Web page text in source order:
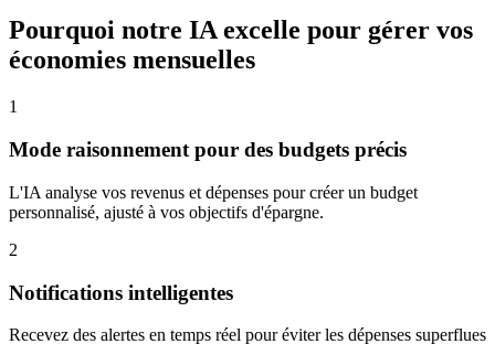
Pourquoi notre IA excelle pour gérer vos
économies mensuelles
1
Mode raisonnement pour des budgets précis
L'IA analyse vos revenus et dépenses pour créer un budget
personnalisé, ajusté à vos objectifs d'épargne.
2
Notifications intelligentes
Recevez des alertes en temps réel pour éviter les dépenses superflues